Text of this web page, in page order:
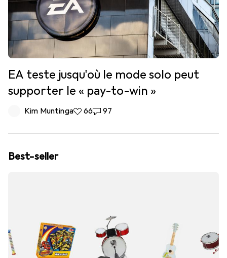
EA teste jusqu'où le mode solo peut
supporter le « pay-to-win »
Kim Muntinga66 likes
6697 commentaires
97
Best-seller